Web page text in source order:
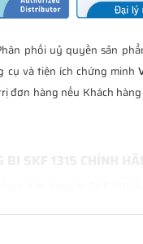
phối uỷ quyền sản
cụ và tiện ích chứng minh
đơn hàng nếu Khách
BI SKF 1315 CHÍNH
giá bán Vòng bi SKF